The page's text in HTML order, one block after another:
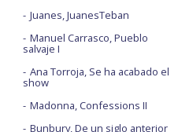
Juanes, JuanesTeban
Manuel Carrasco, Pueblo
salvaje I
Ana Torroja, Se ha acabado el
show
Madonna, Confessions II
Bunbury, De un siglo anterior